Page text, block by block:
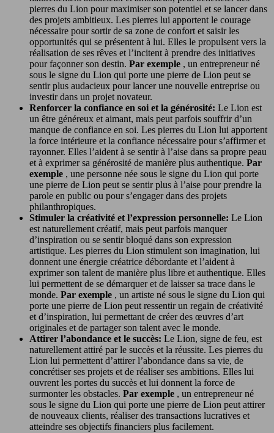
pierres du Lion pour maximiser son potentiel et se lancer dans
des projets ambitieux. Les pierres lui apportent le courage
nécessaire pour sortir de sa zone de confort et saisir les
opportunités qui se présentent à lui. Elles le propulsent vers la
réalisation de ses rêves et l’incitent à prendre des initiatives
pour façonner son destin. Par exemple , un entrepreneur né
sous le signe du Lion qui porte une pierre de Lion peut se
sentir plus audacieux pour lancer une nouvelle entreprise ou
investir dans un projet novateur.
Renforcer la confiance en soi et la générosité: Le Lion est
un être généreux et aimant, mais peut parfois souffrir d’un
manque de confiance en soi. Les pierres du Lion lui apportent
la force intérieure et la confiance nécessaire pour s’affirmer et
rayonner. Elles l’aident à se sentir à l’aise dans sa propre peau
et à exprimer sa générosité de manière plus authentique. Par
exemple , une personne née sous le signe du Lion qui porte
une pierre de Lion peut se sentir plus à l’aise pour prendre la
parole en public ou pour s’engager dans des projets
philanthropiques.
Stimuler la créativité et l’expression personnelle: Le Lion
est naturellement créatif, mais peut parfois manquer
d’inspiration ou se sentir bloqué dans son expression
artistique. Les pierres du Lion stimulent son imagination, lui
donnent une énergie créatrice débordante et l’aident à
exprimer son talent de manière plus libre et authentique. Elles
lui permettent de se démarquer et de laisser sa trace dans le
monde. Par exemple , un artiste né sous le signe du Lion qui
porte une pierre de Lion peut ressentir un regain de créativité
et d’inspiration, lui permettant de créer des œuvres d’art
originales et de partager son talent avec le monde.
Attirer l’abondance et le succès: Le Lion, signe de feu, est
naturellement attiré par le succès et la réussite. Les pierres du
Lion lui permettent d’attirer l’abondance dans sa vie, de
concrétiser ses projets et de réaliser ses ambitions. Elles lui
ouvrent les portes du succès et lui donnent la force de
surmonter les obstacles. Par exemple , un entrepreneur né
sous le signe du Lion qui porte une pierre de Lion peut attirer
de nouveaux clients, réaliser des transactions lucratives et
atteindre ses objectifs financiers plus facilement.